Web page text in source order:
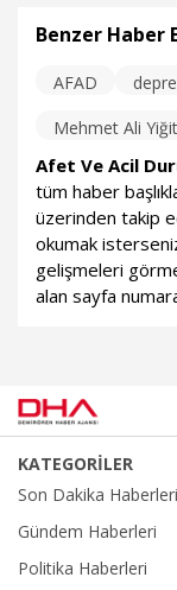
Benzer Haber
AFAD
Mehmet Ali Yiğit
Afet Ve Acil
tüm haber
üzerinden takip
okumak
gelişmeleri
alan sayfa
KATEGORİLER
Son Dakika Haberleri
Gündem Haberleri
Politika Haberleri